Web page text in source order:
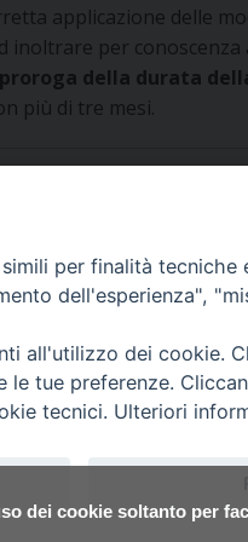
dei cookie soltanto per
applicazione delle
inoltrare per
proroga della durata
più di tre mesi.
Udine 2017
per finalità
dell'esperienza",
all'utilizzo dei cookie.
le tue preferenze.
tecnici. Ulteriori